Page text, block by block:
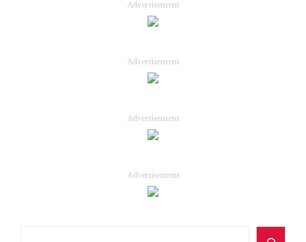
Advertisement
Advertisement
Advertisement
Advertisement